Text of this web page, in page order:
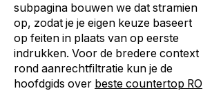
subpagina bouwen we dat stramien
op, zodat je je eigen keuze baseert
op feiten in plaats van op eerste
indrukken. Voor de bredere context
rond aanrechtfiltratie kun je de
hoofdgids over beste countertop RO